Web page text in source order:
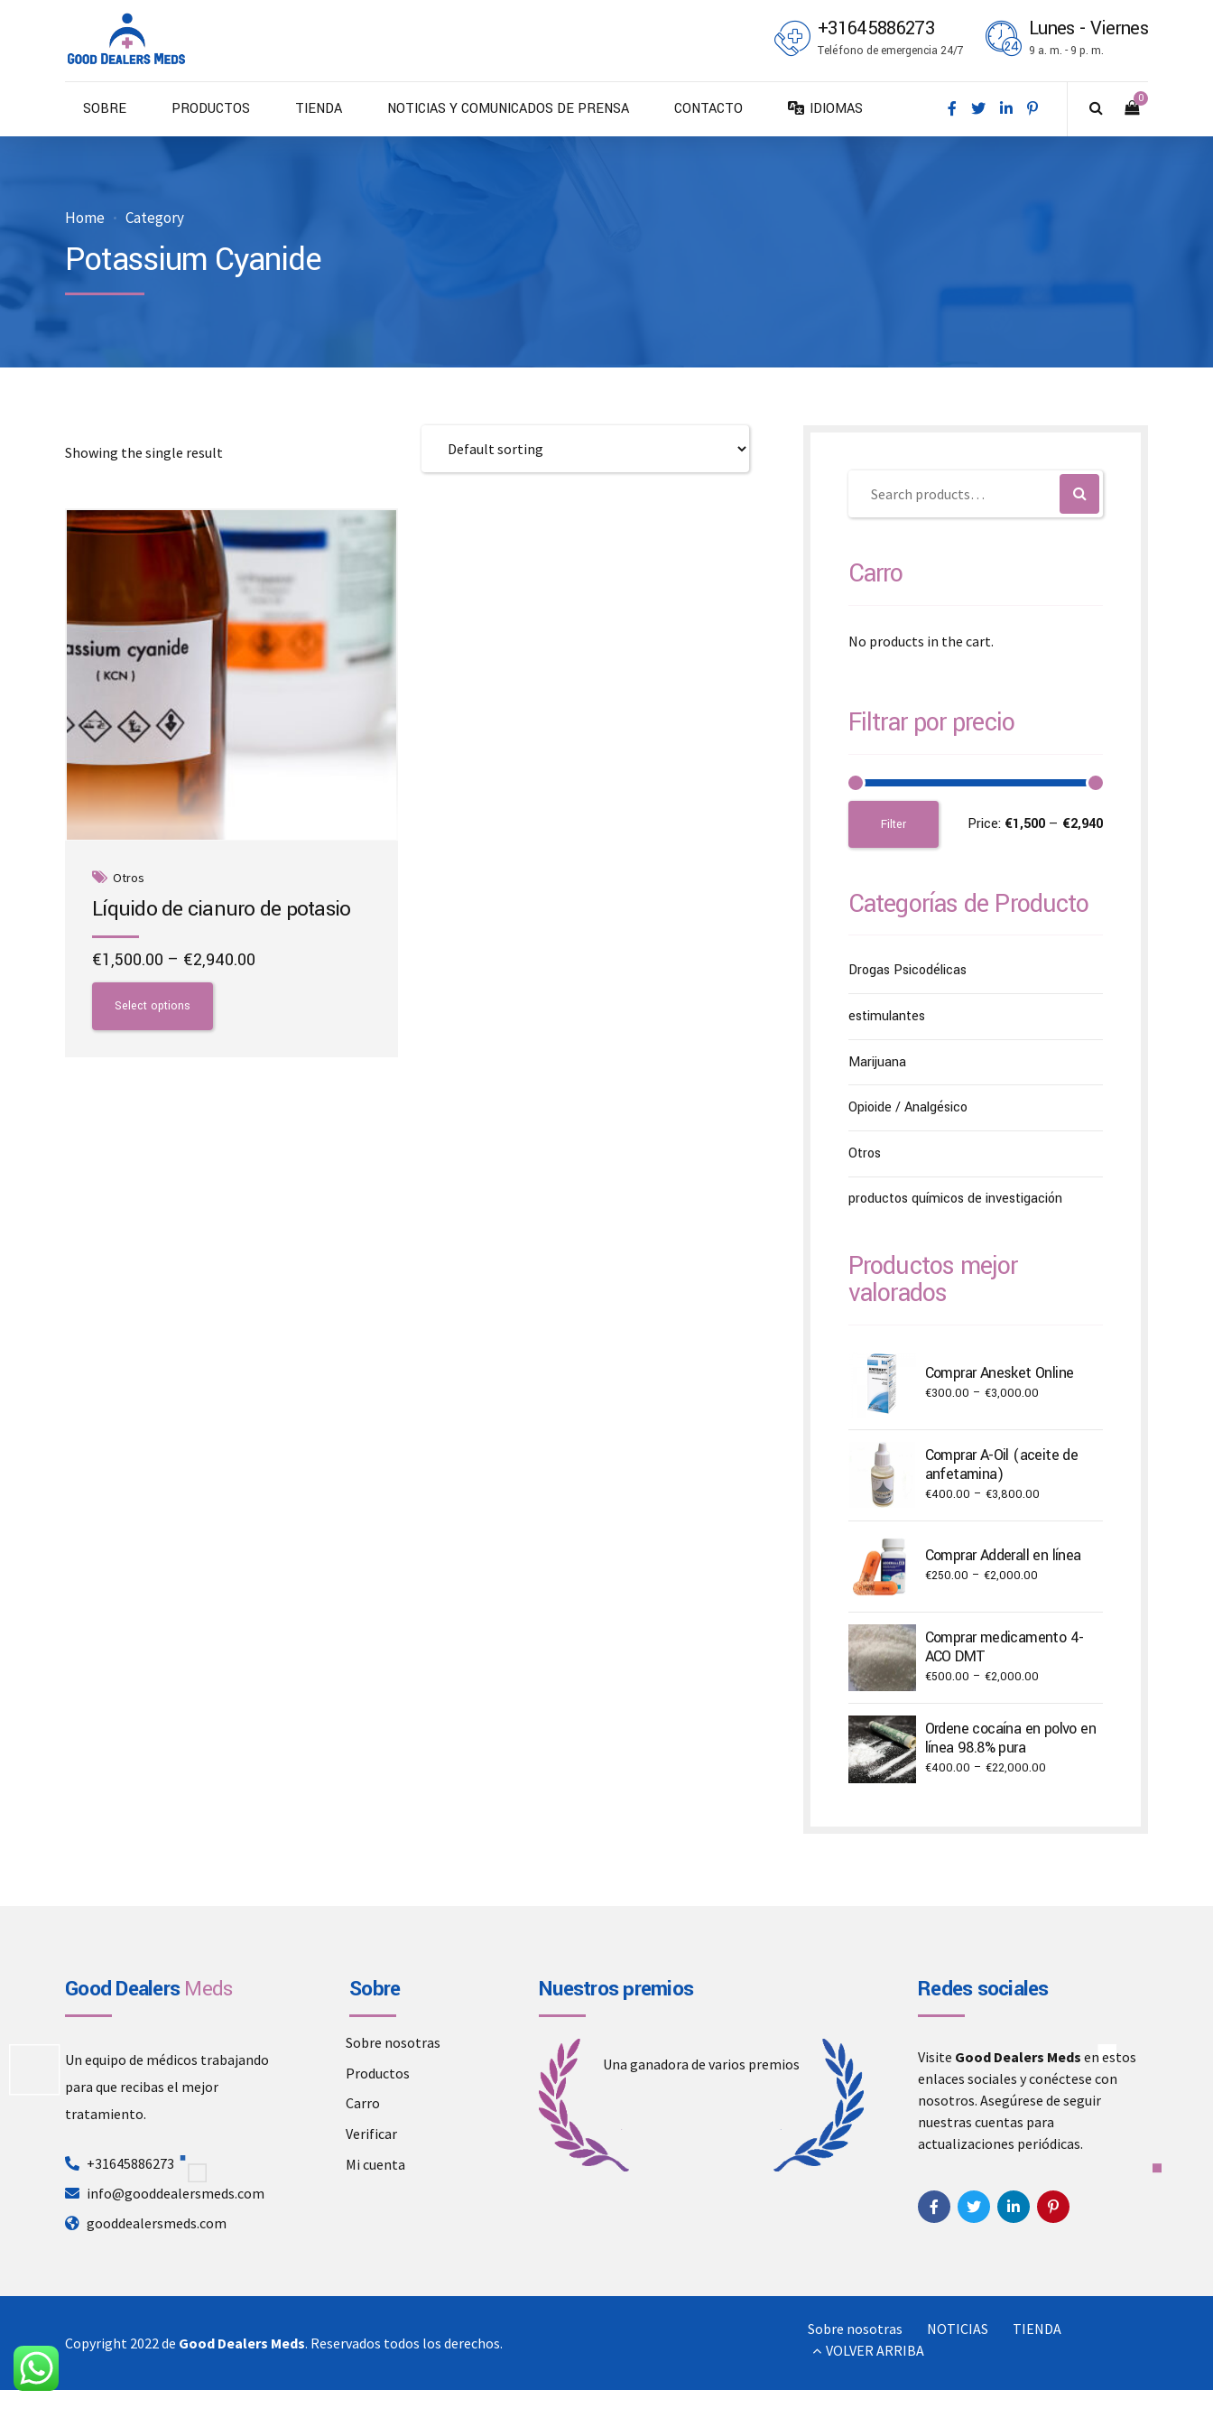
+31645886273
Teléfono de emergencia 24/7
Lunes - Viernes
9 a. m. - 9 p. m.
0
SOBRE PRODUCTOS TIENDA NOTICIAS Y COMUNICADOS DE PRENSA CONTACTO
IDIOMAS
Home Category
Potassium Cyanide
Showing the single result
Otros
Líquido de cianuro de potasio
€1,500.00 – €2,940.00
Select options
This
product
has
Carro
No products in the cart.
Filtrar por precio
Filter Price: €1,500 — €2,940
Categorías de Producto
Drogas Psicodélicas
estimulantes
Marijuana
Opioide / Analgésico
Otros
productos químicos de investigación
Productos mejor
valorados
Comprar Anesket Online
€300.00 – €3,000.00Price
through
Comprar A-Oil (aceite de
anfetamina)
€400.00 – €3,800.00Price
through
Comprar Adderall en línea
€250.00 – €2,000.00Price
through
Comprar medicamento 4-
ACO DMT
€500.00 – €2,000.00Price
€500.00
through
€2,000.00
Ordene cocaína en polvo en
línea 98.8% pura
€400.00 – €22,000.00Price
Good DealersMeds
Un equipo de médicos trabajando
para que recibas el mejor
tratamiento.
+31645886273
info@gooddealersmeds.com
gooddealersmeds.com
Sobre
Sobre nosotras
Productos
Carro
Verificar
Mi cuenta
Nuestros premios
Una ganadora de varios premios
Redes sociales
Visite Good Dealers Meds en estos
enlaces sociales y conéctese con
nosotros. Asegúrese de seguir
nuestras cuentas para
actualizaciones periódicas.
Copyright 2022 de Good Dealers Meds. Reservados todos los derechos.
Sobre nosotras NOTICIAS
TIENDA
VOLVER ARRIBA